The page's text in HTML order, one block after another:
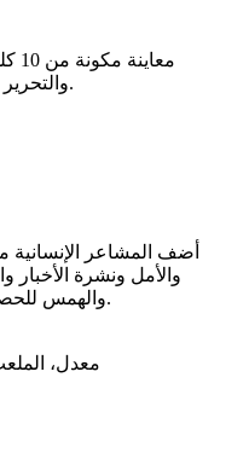
والتحرير والتعليق على أنواع الملفات المختلفة.
أضف المشاعر الإنسانية
والأمل ونشرة
والهمس للحصول على تجربة صوتية أكثر ثراءً ودقة.
معدل،